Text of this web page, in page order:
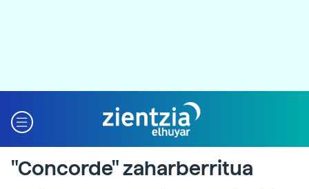
"Concorde" zaharberritua